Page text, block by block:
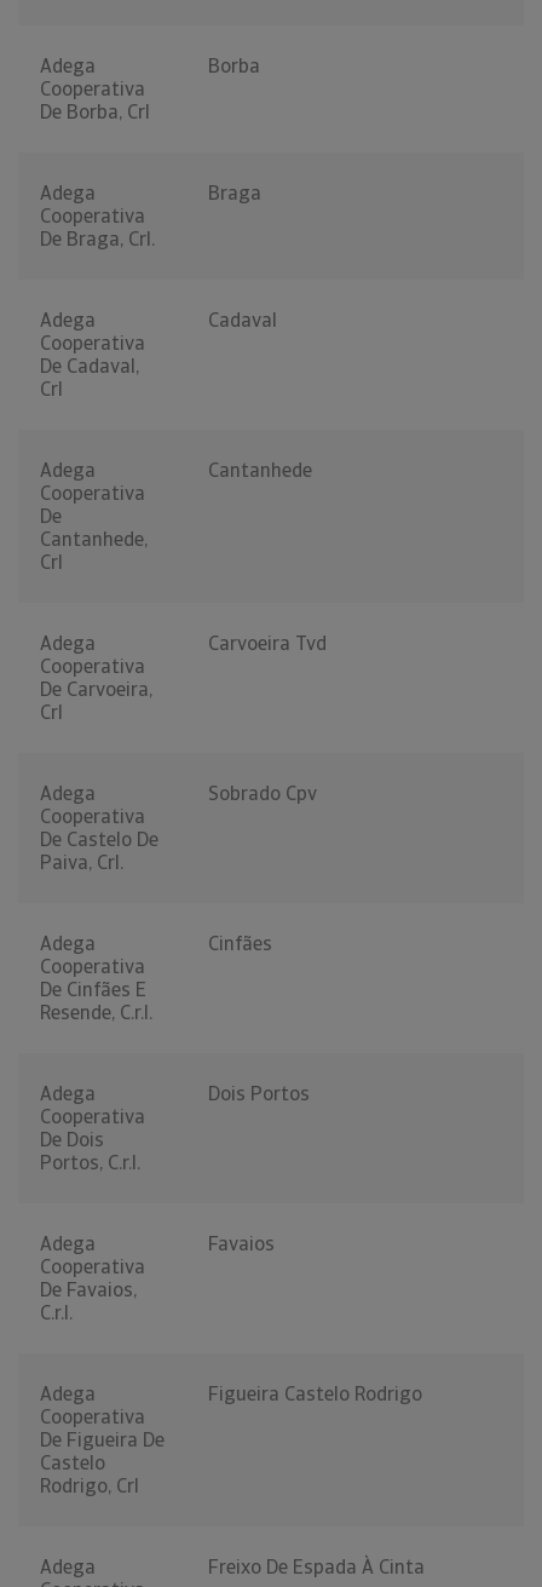
Adega
Cooperativa
De Borba, Crl
Borba
Adega
Cooperativa
De Braga, Crl.
Braga
Adega
Cooperativa
De Cadaval,
Crl
Cadaval
Adega
Cooperativa
De
Cantanhede,
Crl
Cantanhede
Adega
Cooperativa
De Carvoeira,
Crl
Carvoeira Tvd
Adega
Cooperativa
De Castelo De
Paiva, Crl.
Sobrado Cpv
Adega
Cooperativa
De Cinfães E
Resende, C.r.l.
Cinfães
Adega
Cooperativa
De Dois
Portos, C.r.l.
Dois Portos
Adega
Cooperativa
De Favaios,
C.r.l.
Favaios
Adega
Cooperativa
De Figueira De
Castelo
Rodrigo, Crl
Figueira Castelo Rodrigo
Adega
Freixo De Espada À Cinta